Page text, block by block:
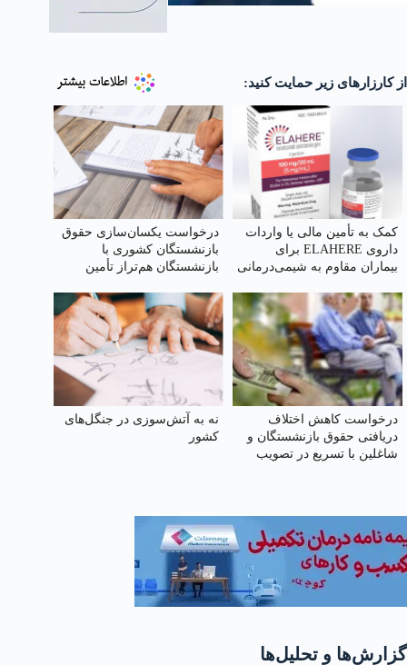
از کارزارهای زیر حمایت کنید:
کمک به تأمین مالی یا واردات
داروی ELAHERE برای
بیماران مقاوم به شیمی‌درمانی
درخواست یکسان‌سازی حقوق
بازنشستگان کشوری با
بازنشستگان هم‌تراز تأمین
درخواست کاهش اختلاف
دریافتی حقوق بازنشستگان و
شاغلین با تسریع در تصویب
نه به آتش‌سوزی در جنگل‌های
کشور
گزارش‌ها و تحلیل‌ها